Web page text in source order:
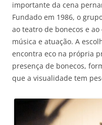
importante da cena
Fundado em 1986, o
ao teatro de bonecos e
música e atuação. A
encontra eco na própria
presença de bonecos,
que a visualidade tem